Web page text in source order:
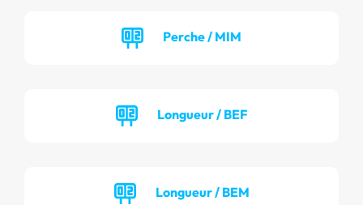
Perche / MIM
Longueur / BEF
Longueur / BEM